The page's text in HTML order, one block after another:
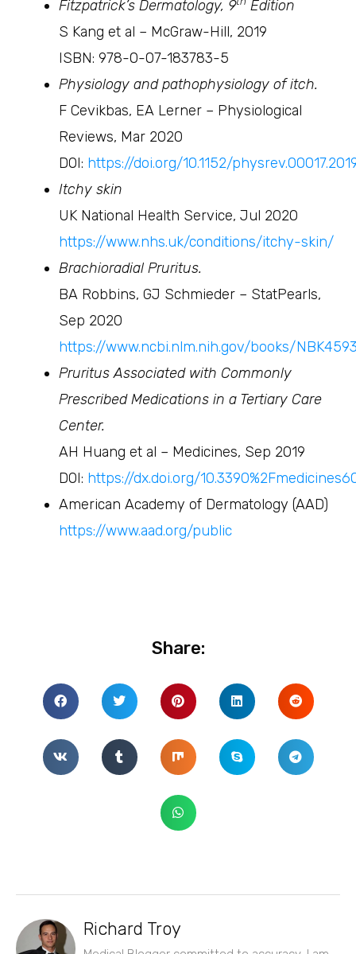
Fitzpatrick’s Dermatology, 9
Edition
S Kang et al – McGraw-Hill, 2019
ISBN: 978-0-07-183783-5
Physiology and pathophysiology of itch.
F Cevikbas, EA Lerner – Physiological
Reviews, Mar 2020
DOI: https://doi.org/10.1152/
Itchy skin
UK National Health Service, Jul 2020
https://www.nhs.uk/conditions/itchy-skin/
Brachioradial Pruritus.
BA Robbins, GJ Schmieder – StatPearls,
Sep 2020
https://www.ncbi.nlm.nih.gov/books/
Pruritus Associated with Commonly
Prescribed Medications in a Tertiary Care
Center.
AH Huang et al – Medicines, Sep 2019
DOI: https://dx.doi.org/
American Academy of Dermatology (AAD)
https://www.aad.org/public
Share:
Richard Troy